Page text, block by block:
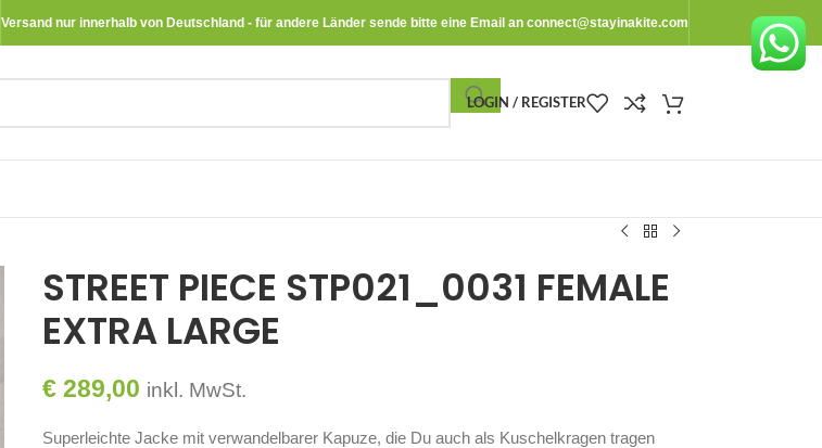
Versand nur innerhalb von Deutschland - für andere Länder sende bitte eine Email an connect@stayinakite.com
LOGIN / REGISTER
STREET PIECE STP021_0031 FEMALE
EXTRA LARGE
€289,00 inkl. MwSt.
Superleichte Jacke mit verwandelbarer Kapuze, die Du auch als Kuschelkragen tragen